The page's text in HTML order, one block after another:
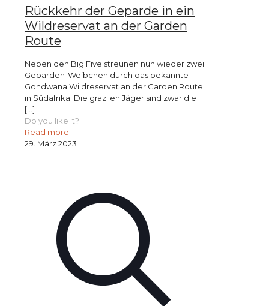
Rückkehr der Geparde in ein
Wildreservat an der Garden
Route
Neben den Big Five streunen nun wieder zwei
Geparden-Weibchen durch das bekannte
Gondwana Wildreservat an der Garden Route
in Südafrika. Die grazilen Jäger sind zwar die
[…]
Do you like it?
Read more
29. März 2023